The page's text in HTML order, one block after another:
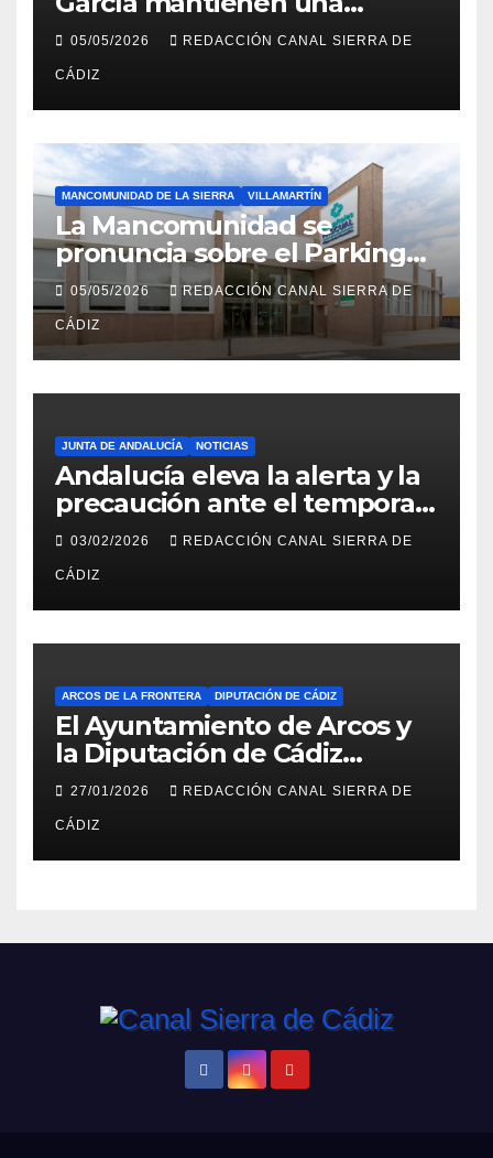
reunión en el Palacio
05/05/2026 REDACCIÓN CANAL SIERRA DE
CÁDIZ
MANCOMUNIDAD DE LA SIERRA VILLAMARTÍN
La Mancomunidad se
pronuncia sobre el Parking
del Hospital de Villamartín
05/05/2026 REDACCIÓN CANAL SIERRA DE
CÁDIZ
JUNTA DE ANDALUCÍA NOTICIAS
Andalucía eleva la alerta y la
precaución ante el temporal:
colegios cerrados y la UME en
03/02/2026 REDACCIÓN CANAL SIERRA DE
CÁDIZ
ARCOS DE LA FRONTERA DIPUTACIÓN DE CÁDIZ
El Ayuntamiento de Arcos y
la Diputación de Cádiz
impulsan la rehabilitación del
la redacción del proyecto
27/01/2026 REDACCIÓN CANAL SIERRA DE
CÁDIZ